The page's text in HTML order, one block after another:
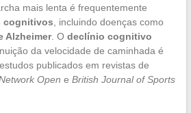
mais lenta é frequentemente
cognitivos , incluindo doenças como
Alzheimer. O declínio cognitivo
da velocidade de caminhada é
publicados em revistas de
Open e British Journal of Sports